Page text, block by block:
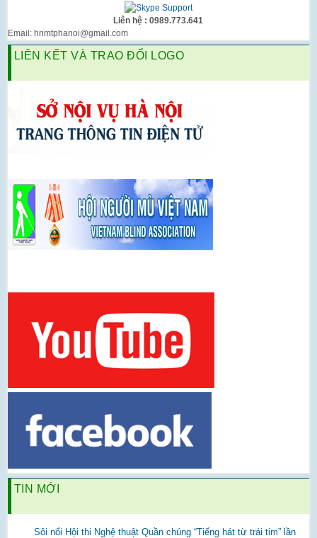
Liên hệ : 0989.773.641
Email: hnmtphanoi@gmail.com
LIÊN KẾT VÀ TRAO ĐỔI LOGO
TIN MỚI
Sôi nổi Hội thi Nghệ thuật Quần chúng “Tiếng hát từ trái tim” lần